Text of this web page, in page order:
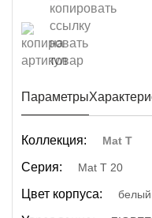
Параметры
Коллекция: Mat T
Серия: Mat T 20
Цвет корпуса: белый